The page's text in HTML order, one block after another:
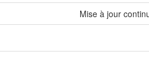
Mise à jour